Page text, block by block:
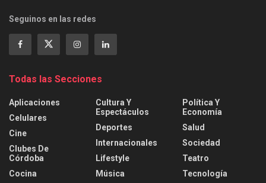
Seguinos en las redes
Todas las Secciones
Aplicaciones
Celulares
Cine
Clubes De
Córdoba
Cocina
Cultura Y
Espectáculos
Deportes
Internacionales
Lifestyle
Música
Política Y
Economía
Salud
Sociedad
Teatro
Tecnología